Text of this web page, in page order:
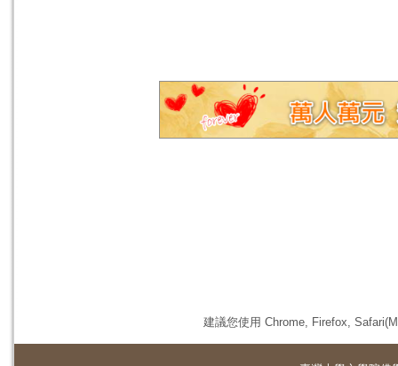
建議您使用 Chrome, Firefox,